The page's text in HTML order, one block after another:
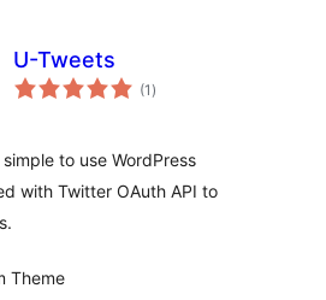
U-Tweets
(1 valoracións
totais
)
to use WordPress
with Twitter OAuth API to
Theme